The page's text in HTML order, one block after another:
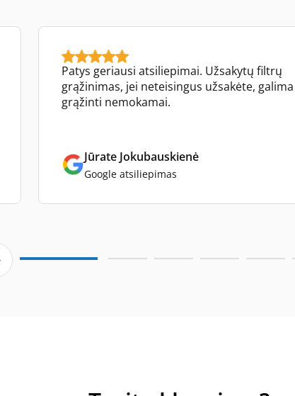
Patys geriausi atsiliepimai. Užsakytų filtrų
grąžinimas, jei neteisingus užsakėte, galima
grąžinti nemokamai.
Jūrate Jokubauskienė
Google atsiliepimas